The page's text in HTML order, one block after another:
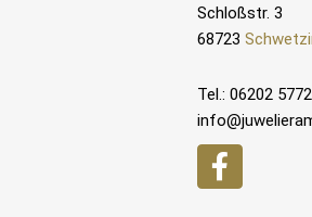
Schloßstr. 3
68723
Tel.: 06202